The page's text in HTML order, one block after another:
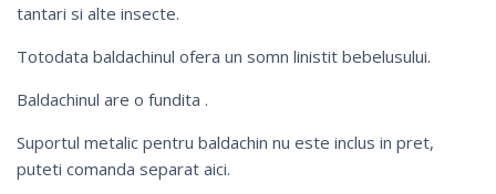
tantari si alte insecte.
Totodata baldachinul ofera un somn linistit bebelusului.
Baldachinul are o fundita .
Suportul metalic pentru baldachin nu este inclus in pret,
puteti comanda separat aici.